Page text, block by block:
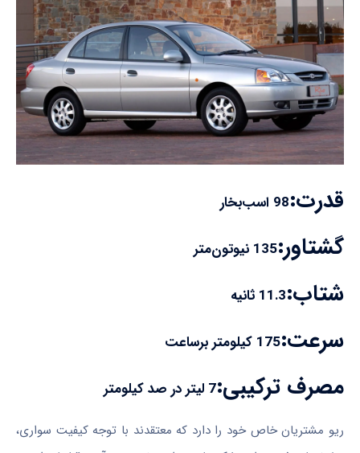
قدرت:98 اسب‌بخار
گشتاور:135 نیوتون‌متر
شتاب:11.3 ثانیه
سرعت:175 کیلومتر برساعت
مصرف ترکیبی:7 لیتر در صد کیلومتر
ریو مشتریان خاص خود را دارد که معتقدند با توجه کیفیت سواری،